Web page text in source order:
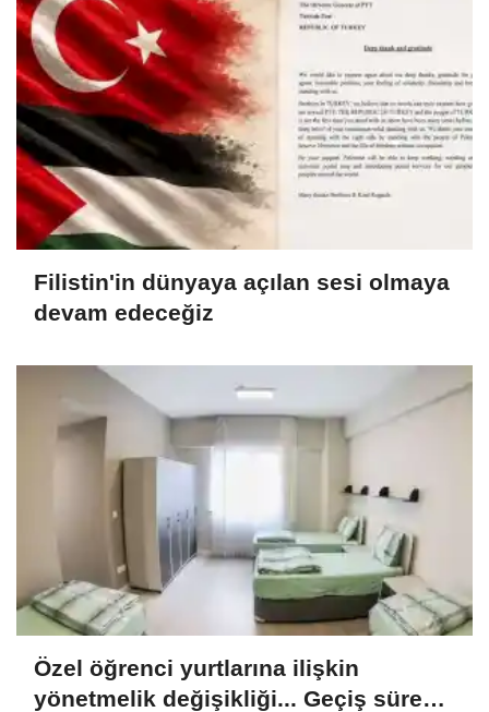
Filistin'in dünyaya açılan sesi olmaya
devam edeceğiz
Özel öğrenci yurtlarına ilişkin
yönetmelik değişikliği... Geçiş süresi